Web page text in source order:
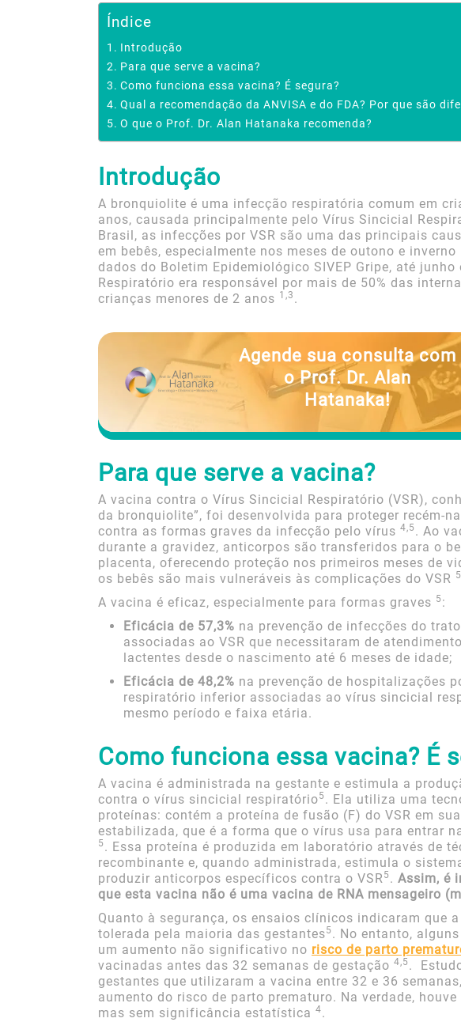
Índice
Introdução
Para que serve a vacina?
Como funciona essa vacina? É segura?
Qual a recomendação da ANVISA e do FDA? Por que são
O que o Prof. Dr. Alan Hatanaka recomenda?
Introdução
A bronquiolite é uma infecção respiratória comum em
anos, causada principalmente pelo Vírus Sincicial
Brasil, as infecções por VSR são uma das principais
em bebês, especialmente nos meses de outono e inverno
dados do Boletim Epidemiológico SIVEP Gripe, até junho
Respiratório era responsável por mais de 50% das
crianças menores de 2 anos 1,3 .
Agende sua consulta com
o Prof. Dr. Alan
Hatanaka!
Para que serve a vacina?
A vacina contra o Vírus Sincicial Respiratório (VSR),
da bronquiolite”, foi desenvolvida para proteger recém-
contra as formas graves da infecção pelo vírus 4,5 . Ao
durante a gravidez, anticorpos são transferidos para o
placenta, oferecendo proteção nos primeiros meses de
os bebês são mais vulneráveis às complicações do VSR 5
A vacina é eficaz, especialmente para formas graves 5 :
Eficácia de 57,3% na prevenção de infecções do
associadas ao VSR que necessitaram de
lactentes desde o nascimento até 6 meses de idade;
Eficácia de 48,2% na prevenção de hospitalizações
respiratório inferior associadas ao vírus sincicial
mesmo período e faixa etária.
Como funciona essa vacina? É
A vacina é administrada na gestante e estimula a
contra o vírus sincicial respiratório5 . Ela utiliza uma
proteínas: contém a proteína de fusão (F) do VSR em
estabilizada, que é a forma que o vírus usa para entrar
5 . Essa proteína é produzida em laboratório através de
recombinante e, quando administrada, estimula o
produzir anticorpos específicos contra o VSR5 . Assim, é
que esta vacina não é uma vacina de RNA mensageiro
Quanto à segurança, os ensaios clínicos indicaram que
tolerada pela maioria das gestantes5 . No entanto,
um aumento não significativo no risco de parto
vacinadas antes das 32 semanas de gestação 4,5 .
gestantes que utilizaram a vacina entre 32 e 36
aumento do risco de parto prematuro. Na verdade,
mas sem significância estatística 4.